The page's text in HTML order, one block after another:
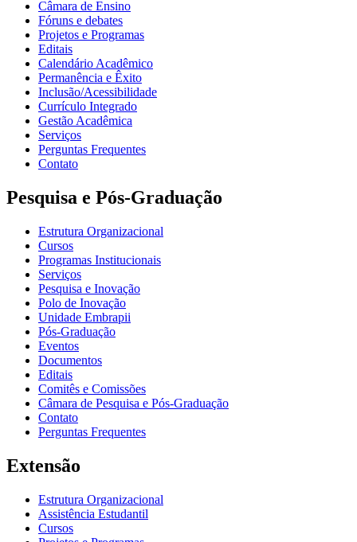
Câmara de Ensino
Fóruns e debates
Projetos e Programas
Editais
Calendário Acadêmico
Permanência e Êxito
Inclusão/Acessibilidade
Currículo Integrado
Gestão Acadêmica
Serviços
Perguntas Frequentes
Contato
Pesquisa e Pós-Graduação
Estrutura Organizacional
Cursos
Programas Institucionais
Serviços
Pesquisa e Inovação
Polo de Inovação
Unidade Embrapii
Pós-Graduação
Eventos
Documentos
Editais
Comitês e Comissões
Câmara de Pesquisa e Pós-Graduação
Contato
Perguntas Frequentes
Extensão
Estrutura Organizacional
Assistência Estudantil
Cursos